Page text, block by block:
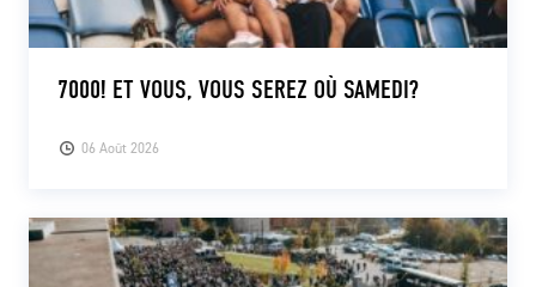
06 Août 2026
7000! ET VOUS, VOUS SEREZ OÙ SAMEDI?